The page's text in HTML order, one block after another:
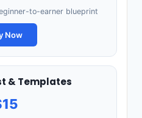
to-earner blueprint
Now
& Templates